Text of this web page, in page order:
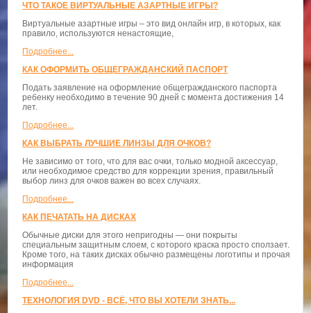
ЧТО ТАКОЕ ВИРТУАЛЬНЫЕ АЗАРТНЫЕ ИГРЫ?
Виртуальные азартные игры – это вид онлайн игр, в которых, как
правило, используются ненастоящие,
Подробнее...
КАК ОФОРМИТЬ ОБЩЕГРАЖДАНСКИЙ ПАСПОРТ
Подать заявление на оформление общегражданского паспорта
ребенку необходимо в течение 90 дней с момента достижения 14
лет.
Подробнее...
КАК ВЫБРАТЬ ЛУЧШИЕ ЛИНЗЫ ДЛЯ ОЧКОВ?
Не зависимо от того, что для вас очки, только модной аксессуар,
или необходимое средство для коррекции зрения, правильный
выбор линз для очков важен во всех случаях.
Подробнее...
КАК ПЕЧАТАТЬ НА ДИСКАХ
Обычные диски для этого непригодны — они покрыты
специальным защитным слоем, с которого краска просто сползает.
Кроме того, на таких дисках обычно размещены логотипы и прочая
информация
Подробнее...
ТЕХНОЛОГИЯ DVD - ВСЁ, ЧТО ВЫ ХОТЕЛИ ЗНАТЬ...